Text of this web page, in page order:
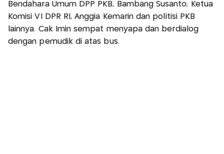
Bendahara Umum DPP PKB, Bambang Susanto; Ketua
Komisi VI DPR RI, Anggia Kemarin dan politisi PKB
lainnya. Cak Imin sempat menyapa dan berdialog
dengan pemudik di atas bus.